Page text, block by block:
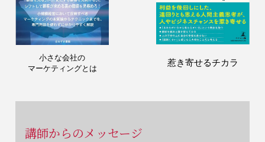
小さな会社の
マーケティングとは
惹き寄せるチカラ
講師からのメッセージ